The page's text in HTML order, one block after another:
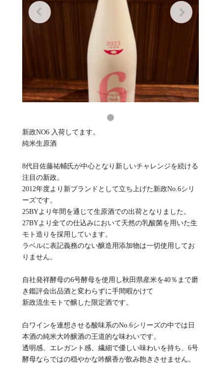
新政NO6 入荷してます。
純米生原酒
8代目佐藤祐輔氏が中心となり新しいチャレンジを続ける
注目の新政。
2012年度より新ブランドとして立ち上げた新政No.6シリ
ーズです。
25BYより年間を通じて生原酒での出荷となりました。
27BYより全ての仕込みにおいて天然の乳酸菌を用いた生
モト造りを採用しています。
ラベルに表記義務のない醸造用添加物は一切使用してお
りません。
自社発祥酵母の6号酵母を使用し秋田県産米を40％まで磨
き鑑評会出品酒と変わらずに手間暇かけて
新政流生モトで醸した限定酒です。
白ワインを連想させる酸味系のNo.6シリーズの中では日
本酒の純米大吟醸酒の王道的な味わいです。
透明感、エレガント感、繊細で優しい味わいを持ち、6号
酵母ならではの穏やかな吟醸香が飲み飽きさせません。